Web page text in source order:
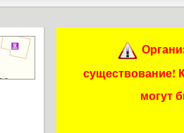
существование!
могут